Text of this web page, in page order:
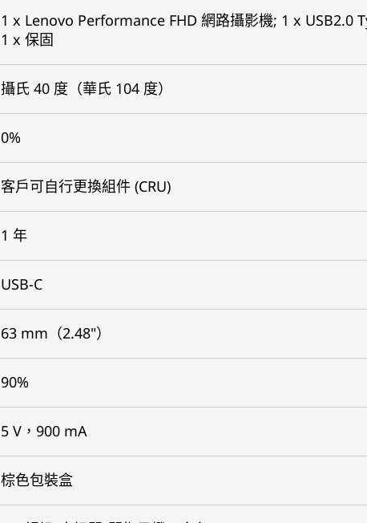
1 x Lenovo Performance FHD 網路攝影機; 1 x USB2.0
1 x 保固
攝氏 40 度（華氏 104 度）
0%
客戶可自行更換組件 (CRU)
1 年
USB-C
63 mm（2.48"）
90%
5 V，900 mA
棕色包裝盒